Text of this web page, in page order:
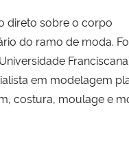
direto sobre o corpo
do ramo de moda.
em modelagem
costura, moulage e